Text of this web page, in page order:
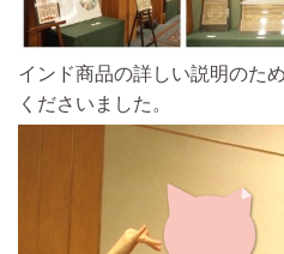
インド商品の詳しい説明のた
くださいました。